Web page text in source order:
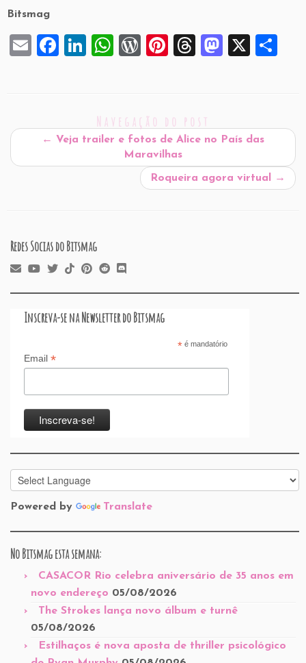
Bitsmag
E
F
b
Li
e
dI
W
A
p
W
P
re
ss
Pi
t
T
d
M
d
n
X
Navegação do post
← Veja trailer e fotos de Alice no País das
Maravilhas
Roqueira agora virtual →
Redes Socias do Bitsmag
Inscreva-se na Newsletter do Bitsmag
*é mandatório
Email *
Powered by Translate
No Bitsmag esta semana:
CASACOR Rio celebra aniversário de 35 anos em
novo endereço 05/08/2026
The Strokes lança novo álbum e turnê
05/08/2026
Estilhaços é nova aposta de thriller psicológico